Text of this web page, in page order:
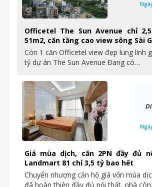
Officetel The Sun Avenue chỉ
51m2, căn tầng cao view sông Sài
Còn 1 căn Officetel view đẹp lung linh
tỷ dự án The Sun Avenue Đang có…
Giá mùa dịch, căn 2PN đầy đủ
Landmart 81 chỉ 3,5 tỷ bao hết
Chuyển nhượng căn hộ giá vốn mùa
đã hoàn thiện đầy đủ nội thất, nhà